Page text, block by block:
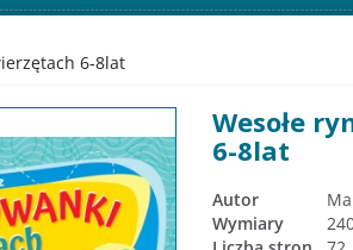
6-8lat
Wesołe
6-8lat
Autor
Wymiary